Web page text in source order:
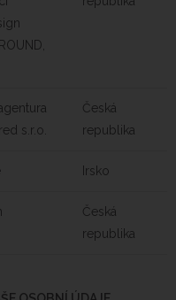
s.r.o.
Česká
republika
Irsko
Česká
republika